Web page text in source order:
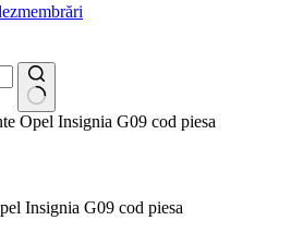
Opel Insignia G09 cod piesa